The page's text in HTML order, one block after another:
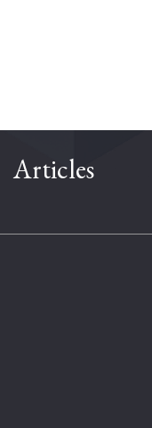
Articles